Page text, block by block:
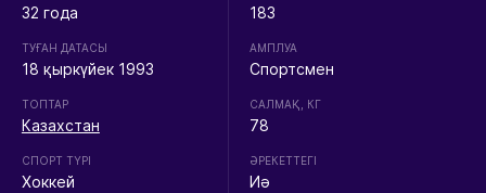
32 года
ТУҒАН ДАТАСЫ
18 қыркүйек 1993
ТОПТАР
Казахстан
СПОРТ ТҮРІ
Хоккей
183
АМПЛУА
Спортсмен
CАЛМАҚ, КГ
78
ӘРЕКЕТТЕГІ
Иә